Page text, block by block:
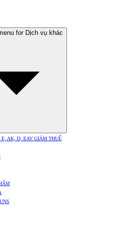
for Dịch vụ khác
AK, D, EAV GIẢM THUẾ